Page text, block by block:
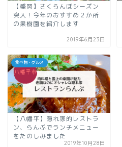
【盛岡】さくらんぼシーズン
突入！今年のおすすめ２か所
の果樹園を紹介します
2019年6月23日
食べ物・グルメ
【八幡平】隠れ家的レストラ
ン、らんぷでランチメニュー
をたのしみました
2019年10月28日